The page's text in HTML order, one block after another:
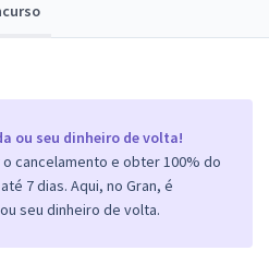
ou seu dinheiro de volta!
cancelamento e obter 100% do
7 dias. Aqui, no Gran, é
seu dinheiro de volta.